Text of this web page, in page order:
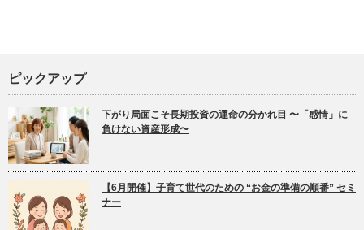
ピックアップ
下がり局面こそ長期投資の運命の分かれ目 〜「感情」に
負けない資産形成〜
【6月開催】子育て世代のための “お金の準備の順番” セミ
ナー